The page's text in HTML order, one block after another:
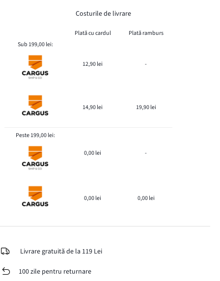
Costurile de livrare
Plată cu cardul
Plată ramburs
Sub 199,00 lei:
12,90 lei -
14,90 lei 19,90 lei
Peste 199,00 lei:
0,00 lei -
0,00 lei 0,00 lei
Livrare gratuită de la 119 Lei
100 zile pentru returnare